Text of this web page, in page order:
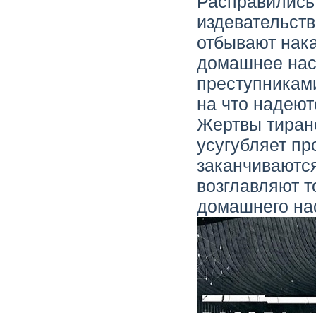
отбывают
домашнее
на что
Жертвы
усугубляет
возглавляют
домашнего